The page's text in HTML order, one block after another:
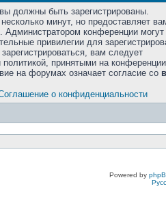
должны быть зарегистрированы.
минут, но предоставляет
Администратором конференции
привилегии для
вам следует
принятыми на
на форумах означает согласие со
о конфиденциальности
Powered by